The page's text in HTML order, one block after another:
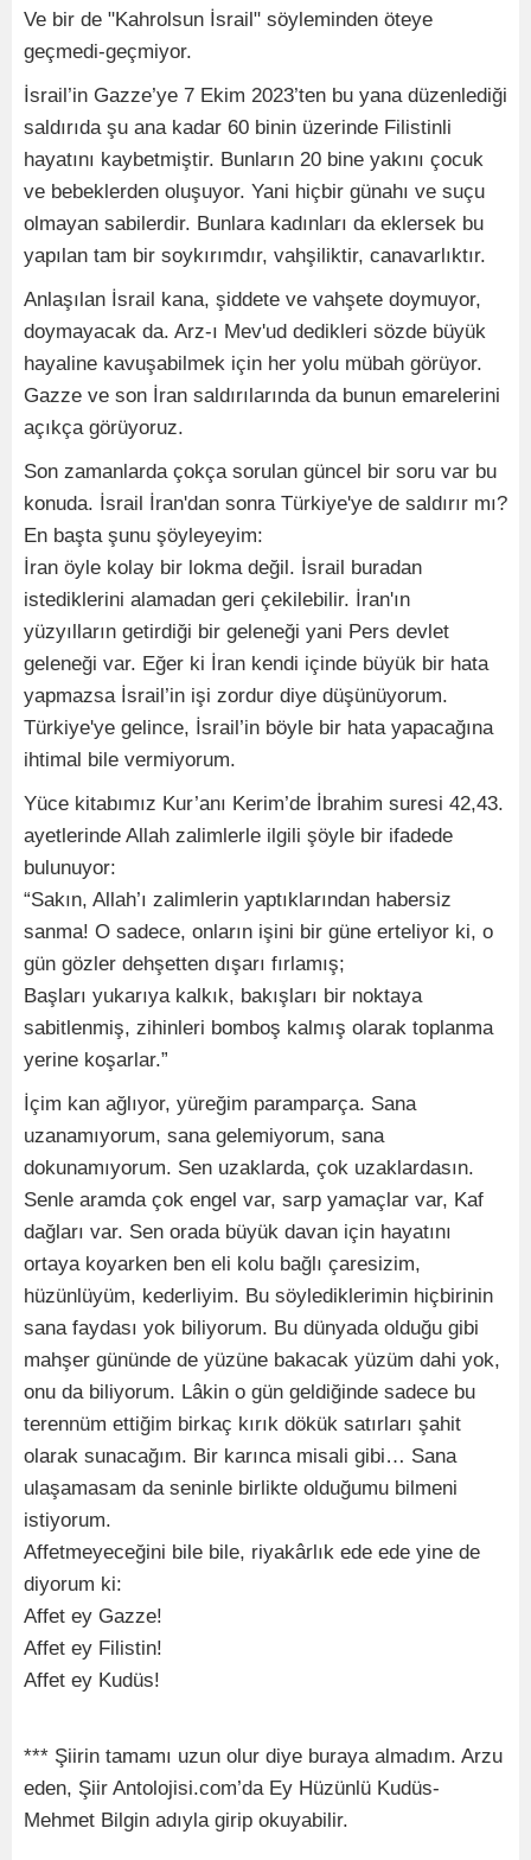
Ve bir de "Kahrolsun İsrail" söyleminden öteye
geçmedi-geçmiyor.
İsrail’in Gazze’ye 7 Ekim 2023’ten bu yana düzenlediği
saldırıda şu ana kadar 60 binin üzerinde Filistinli
hayatını kaybetmiştir. Bunların 20 bine yakını çocuk
ve bebeklerden oluşuyor. Yani hiçbir günahı ve suçu
olmayan sabilerdir. Bunlara kadınları da eklersek bu
yapılan tam bir soykırımdır, vahşiliktir, canavarlıktır.
Anlaşılan İsrail kana, şiddete ve vahşete doymuyor,
doymayacak da. Arz-ı Mev'ud dedikleri sözde büyük
hayaline kavuşabilmek için her yolu mübah görüyor.
Gazze ve son İran saldırılarında da bunun emarelerini
açıkça görüyoruz.
Son zamanlarda çokça sorulan güncel bir soru var bu
konuda. İsrail İran'dan sonra Türkiye'ye de saldırır mı?
En başta şunu şöyleyeyim:
İran öyle kolay bir lokma değil. İsrail buradan
istediklerini alamadan geri çekilebilir. İran'ın
yüzyılların getirdiği bir geleneği yani Pers devlet
geleneği var. Eğer ki İran kendi içinde büyük bir hata
yapmazsa İsrail’in işi zordur diye düşünüyorum.
Türkiye'ye gelince, İsrail’in böyle bir hata yapacağına
ihtimal bile vermiyorum.
Yüce kitabımız Kur’anı Kerim’de İbrahim suresi 42,43.
ayetlerinde Allah zalimlerle ilgili şöyle bir ifadede
bulunuyor:
“Sakın, Allah’ı zalimlerin yaptıklarından habersiz
sanma! O sadece, onların işini bir güne erteliyor ki, o
gün gözler dehşetten dışarı fırlamış;
Başları yukarıya kalkık, bakışları bir noktaya
sabitlenmiş, zihinleri bomboş kalmış olarak toplanma
yerine koşarlar.”
İçim kan ağlıyor, yüreğim paramparça. Sana
uzanamıyorum, sana gelemiyorum, sana
dokunamıyorum. Sen uzaklarda, çok uzaklardasın.
Senle aramda çok engel var, sarp yamaçlar var, Kaf
dağları var. Sen orada büyük davan için hayatını
ortaya koyarken ben eli kolu bağlı çaresizim,
hüzünlüyüm, kederliyim. Bu söylediklerimin hiçbirinin
sana faydası yok biliyorum. Bu dünyada olduğu gibi
mahşer gününde de yüzüne bakacak yüzüm dahi yok,
onu da biliyorum. Lâkin o gün geldiğinde sadece bu
terennüm ettiğim birkaç kırık dökük satırları şahit
olarak sunacağım. Bir karınca misali gibi… Sana
ulaşamasam da seninle birlikte olduğumu bilmeni
istiyorum.
Affetmeyeceğini bile bile, riyakârlık ede ede yine de
diyorum ki:
Affet ey Gazze!
Affet ey Filistin!
Affet ey Kudüs!
*** Şiirin tamamı uzun olur diye buraya almadım. Arzu
eden, Şiir Antolojisi.com’da Ey Hüzünlü Kudüs-
Mehmet Bilgin adıyla girip okuyabilir.